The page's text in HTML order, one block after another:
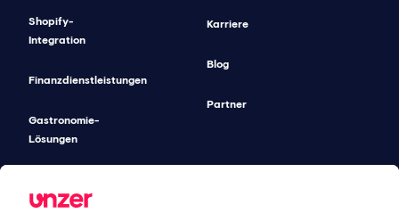
Shopify-
Integration
Finanzdienstleistungen
Gastronomie-
Lösungen
Commerce
Karriere
Blog
Partner